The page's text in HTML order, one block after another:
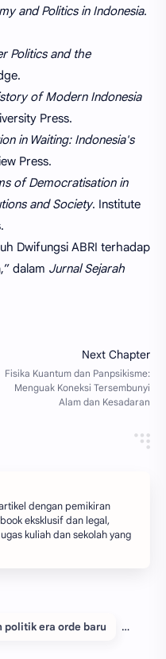
and Politics in Indonesia.
Politics and the
of Modern Indonesia
Press.
in Waiting: Indonesia's
Press.
of Democratisation in
and Society. Institute
Dwifungsi ABRI terhadap
dalam Jurnal Sejarah
dengan pemikiran
eksklusif dan legal,
kuliah dan sekolah yang
politik era orde baru